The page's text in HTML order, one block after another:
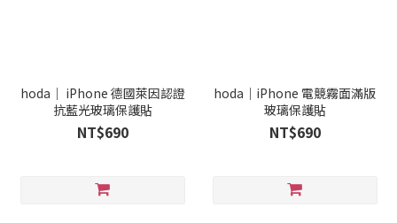
hoda｜ iPhone 德國萊因認證
抗藍光玻璃保護貼
NT$690
hoda｜iPhone 電競霧面滿版
玻璃保護貼
NT$690